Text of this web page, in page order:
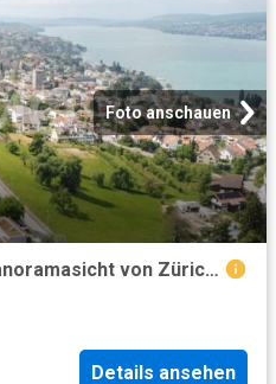
Foto anschauen
Ihr neues Zuhause mit Panoramasicht von Zürich bis in die Alpen
Details ansehen